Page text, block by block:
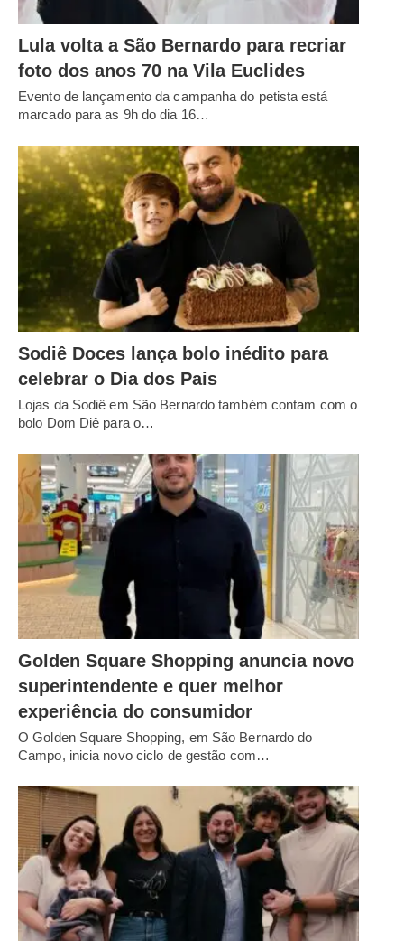
Lula volta a São Bernardo para recriar
foto dos anos 70 na Vila Euclides
Evento de lançamento da campanha do petista está
marcado para as 9h do dia 16…
Sodiê Doces lança bolo inédito para
celebrar o Dia dos Pais
Lojas da Sodiê em São Bernardo também contam com o
bolo Dom Diê para o…
Golden Square Shopping anuncia novo
superintendente e quer melhor
experiência do consumidor
O Golden Square Shopping, em São Bernardo do
Campo, inicia novo ciclo de gestão com…